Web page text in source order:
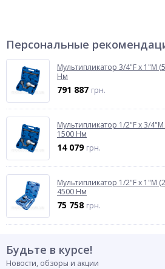
Персональные
Мультипликатор 3/4"F x 1"M
Нм
791 887 грн.
Мультипликатор 1/2"F x 3/
1500 Нм
14 079 грн.
Мультипликатор 1/2"F x 1"M
4500 Нм
75 758 грн.
Будьте в курсе!
Новости, обзоры и акции